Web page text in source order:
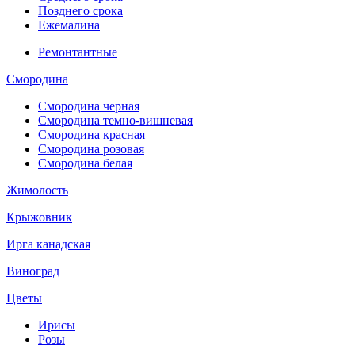
Позднего срока
Ежемалина
Ремонтантные
Смородина
Смородина черная
Смородина темно-вишневая
Смородина красная
Смородина розовая
Смородина белая
Жимолость
Крыжовник
Ирга канадская
Виноград
Цветы
Ирисы
Розы